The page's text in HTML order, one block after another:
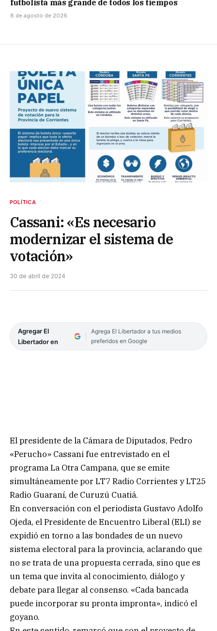
futbolista más grande de todos los tiempos
8 de agosto de 2026
POLÍTICA
Cassani: «Es necesario
modernizar el sistema de
votación»
30 de abril de 2024
Agregar El
Libertador en
Agrega El Libertador a tus medios
preferidos en Google
El presidente de la Cámara de Diputados, Pedro
«Perucho» Cassani fue entrevistado en el
programa La Otra Campana, que se emite
simultáneamente por LT7 Radio Corrientes y LT25
Radio Guaraní, de Curuzú Cuatiá.
En conversación con el periodista Gustavo Adolfo
Ojeda, el Presidente de Encuentro Liberal (ELI) se
expidió en torno a las bondades de un nuevo
sistema electoral para la provincia, aclarando que
no se trata de una propuesta cerrada, sino que es
un tema que invita al conocimiento, diálogo y
debate para llegar al consenso. «Cada bancada
puede incorporar su pronta impronta», indicó el
goyano.